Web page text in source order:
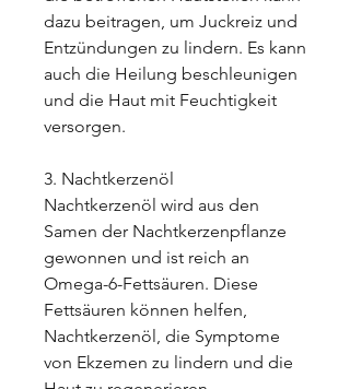
dazu beitragen, um Juckreiz und
Entzündungen zu lindern. Es kann
auch die Heilung beschleunigen
und die Haut mit Feuchtigkeit
versorgen.
3. Nachtkerzenöl
Nachtkerzenöl wird aus den
Samen der Nachtkerzenpflanze
gewonnen und ist reich an
Omega-6-Fettsäuren. Diese
Fettsäuren können helfen,
Nachtkerzenöl, die Symptome
von Ekzemen zu lindern und die